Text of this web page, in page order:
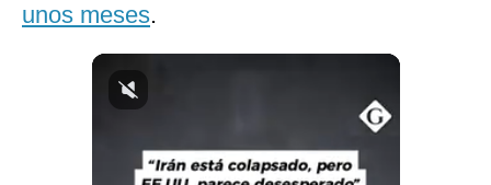
Club del Suscriptor
Notas Contratadas
unos meses.